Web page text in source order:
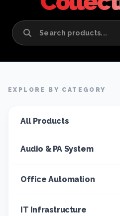
EXPLORE BY CATEGORY
All Products
Audio & PA System
Office Automation
IT Infrastructure